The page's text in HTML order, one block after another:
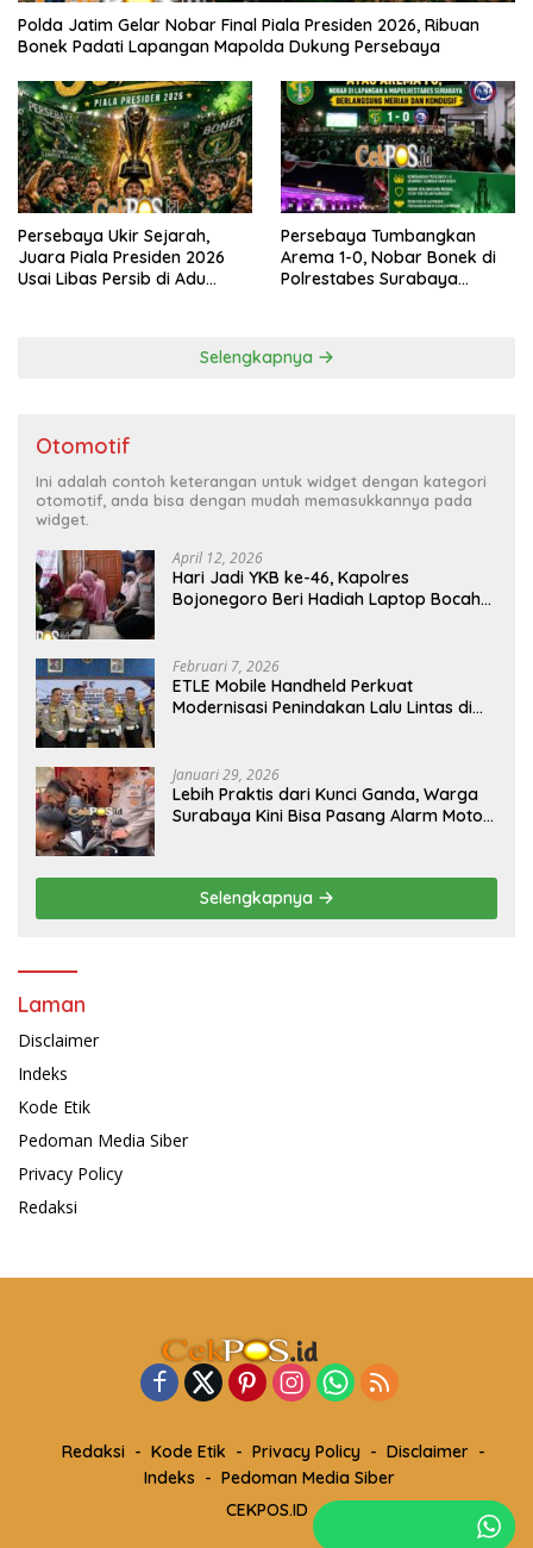
Polda Jatim Gelar Nobar Final Piala Presiden 2026, Ribuan
Bonek Padati Lapangan Mapolda Dukung Persebaya
Persebaya Ukir Sejarah,
Juara Piala Presiden 2026
Usai Libas Persib di Adu
Persebaya Tumbangkan
Arema 1-0, Nobar Bonek di
Polrestabes Surabaya
Selengkapnya
Otomotif
Ini adalah contoh keterangan untuk widget dengan kategori
otomotif, anda bisa dengan mudah memasukkannya pada
widget.
April 12, 2026
Hari Jadi YKB ke-46, Kapolres
Bojonegoro Beri Hadiah Laptop Bocah
Februari 7, 2026
ETLE Mobile Handheld Perkuat
Modernisasi Penindakan Lalu Lintas di
Januari 29, 2026
Lebih Praktis dari Kunci Ganda, Warga
Surabaya Kini Bisa Pasang Alarm Motor
Selengkapnya
Laman
Disclaimer
Indeks
Kode Etik
Pedoman Media Siber
Privacy Policy
Redaksi
Redaksi Kode Etik Privacy Policy
Disclaimer
Indeks
Pedoman Media Siber
CEKPOS.ID